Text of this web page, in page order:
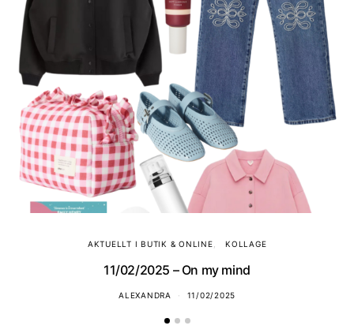
AKTUELLT I BUTIK & ONLINE KOLLAGE
11/02/2025 – On my mind
ALEXANDRA 11/02/2025